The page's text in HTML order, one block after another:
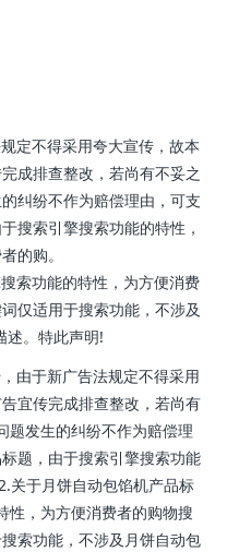
定不得采用夸大宣传，故本
成排查整改，若尚有不妥之
纠纷不作为赔偿理由，可支
搜索引擎搜索功能的特性，
的购。
索功能的特性，为方便消费
仅适用于搜索功能，不涉及
述。特此声明!
由于新广告法规定不得采用
宜传完成排查整改，若尚有
题发生的纠纷不作为赔偿理
题，由于搜索引擎搜索功能
关于月饼自动包馅机产品标
性，为方便消费者的购物搜
索功能，不涉及月饼自动包